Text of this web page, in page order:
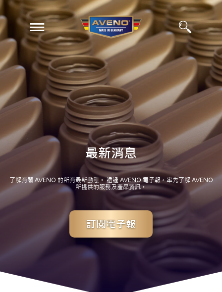
EN ZH
最新消息
了解有關 AVENO 的所有最新動態。 透過 AVENO 電子報，率先了解 AVENO
所提供的服務及產品資訊。
訂閱電子報